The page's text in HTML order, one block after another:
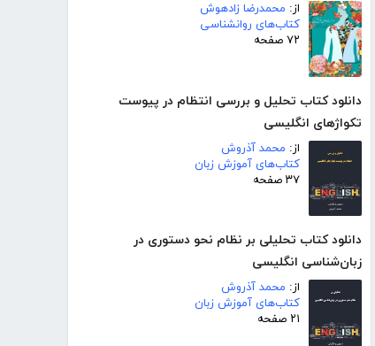
از: محمدرضا زادهوش
کتاب‌های روانشناسی
۷۲ صفحه
دانلود کتاب تحلیل و بررسی انتظام در پیوست
تکواژهای انگلیسی
از: محمد آذروش
کتاب‌های آموزش زبان
۳۷ صفحه
دانلود کتاب تحلیلی بر نظام نحو دستوری در
زبان‌شناسی انگلیسی
از: محمد آذروش
کتاب‌های آموزش زبان
۲۱ صفحه